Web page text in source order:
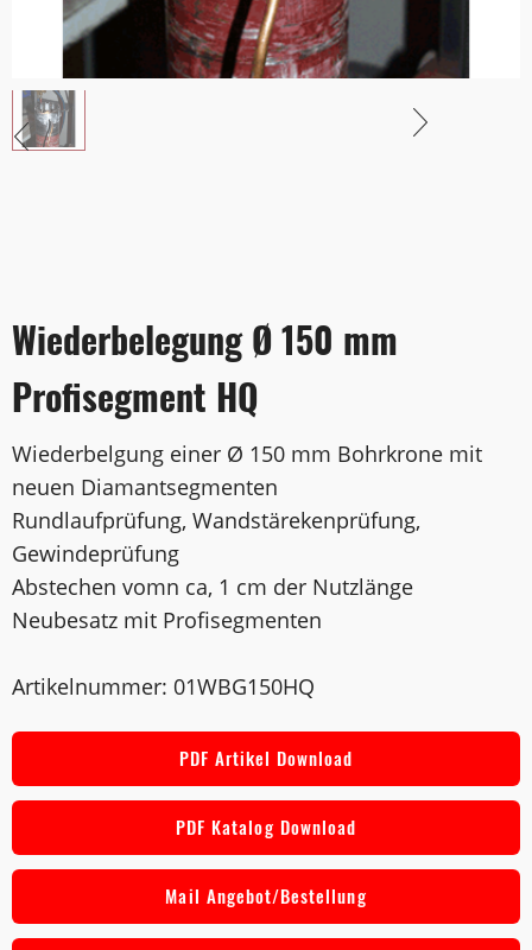
Wiederbelegung Ø 150 mm
Profisegment HQ
Wiederbelgung einer Ø 150 mm Bohrkrone mit
neuen Diamantsegmenten
Rundlaufprüfung, Wandstärekenprüfung,
Gewindeprüfung
Abstechen vomn ca, 1 cm der Nutzlänge
Neubesatz mit Profisegmenten
Artikelnummer: 01WBG150HQ
PDF Artikel Download
PDF Katalog Download
Mail Angebot/Bestellung